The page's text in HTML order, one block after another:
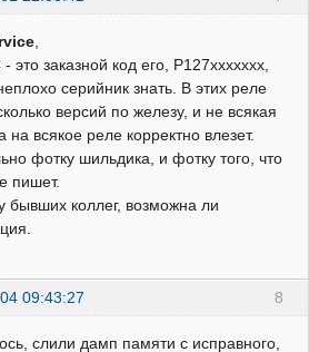
это заказной код его, P127xxxxxxx,
серийник знать. В этих реле
версий по железу, и не всякая
на всякое реле корректно влезет.
фотку шильдика, и фотку того, что
пишет.
бывших коллег, возможна ли
8
09:43:27
слили дамп памяти с исправного,